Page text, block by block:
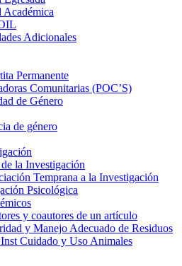
Adicionales
Permanente
Comunitarias (POC’S)
de Género
de género
la Investigación
Temprana a la Investigación
Psicológica
y coautores de un artículo
y Manejo Adecuado de Residuos
Cuidado y Uso Animales